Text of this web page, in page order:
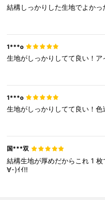
結構しっかりした生地でよかっ
1***o
生地がしっかりしてて良い！ア
1***o
生地がしっかりしてて良い！色
国***双
結構生地が厚めだからこれ1枚
∀･)ｲｲ!!